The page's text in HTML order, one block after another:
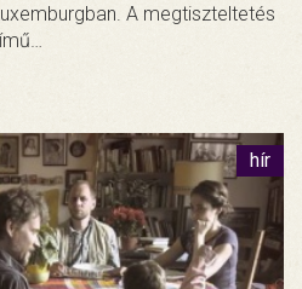
A megtiszteltetés
hír